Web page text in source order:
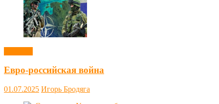
Евро-российская война
01.07.2025 Игорь Бродяга